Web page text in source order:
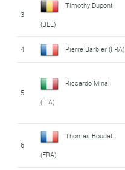
3
Timothy Dupont
(BEL)
4 Pierre Barbier (FRA)
5
Riccardo Minali
(ITA)
6
Thomas Boudat
(FRA)